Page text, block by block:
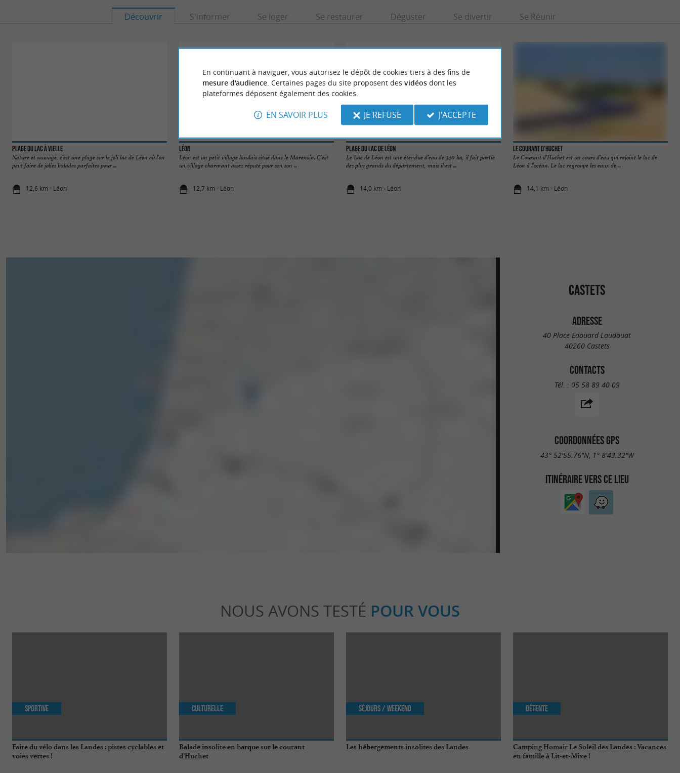
Découvrir S'informer Se loger Se restaurer Déguster Se divertir Se Réunir
Plage du Lac à Vielle
Nature et sauvage, c’est une plage sur le joli lac de Léon où l’on
peut faire de jolies balades parfaites pour ...
12,6 km - Léon
Léon
Léon est un petit village landais situé dans le Marensin. C’est
un village charmant assez réputé pour son son ...
12,7 km - Léon
Plage du Lac de Léon
Le Lac de Léon est une étendue d’eau de 340 ha, il fait partie
des plus grands du département, mais il est ...
14,0 km - Léon
Le Courant d'Huchet
Le Courant d’Huchet est un cours d’eau qui rejoint le lac de
Léon à l’océan. Le lac regroupe les eaux de ...
14,1 km - Léon
CASTETS
ADRESSE
40 Place Edouard Laudouat
40260 Castets
CONTACTS
Tél. : 05 58 89 40 09
COORDONNÉES GPS
43° 52'55.76"N, 1° 8'43.32"W
ITINÉRAIRE VERS CE LIEU
NOUS AVONS TESTÉ POUR VOUS
Faire du vélo dans les Landes : pistes cyclables et
voies vertes !
Sportive
Balade insolite en barque sur le courant
d’Huchet
Culturelle
Les hébergements insolites des Landes
Séjours / Weekend
Camping Homair Le Soleil des Landes : Vacances
en famille à Lit-et-Mixe !
Détente
En continuant à naviguer, vous autorisez le dépôt de cookies tiers à des fins de
mesure d'audience. Certaines pages du site proposent des vidéosdont les
plateformes déposent également des cookies.
EN SAVOIR PLUS JE REFUSE J'ACCEPTE